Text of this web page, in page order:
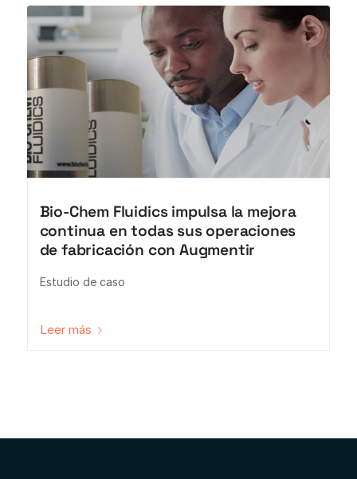
Bio-Chem Fluidics impulsa la mejora
continua en todas sus operaciones
de fabricación con Augmentir
Estudio de caso
Leer más